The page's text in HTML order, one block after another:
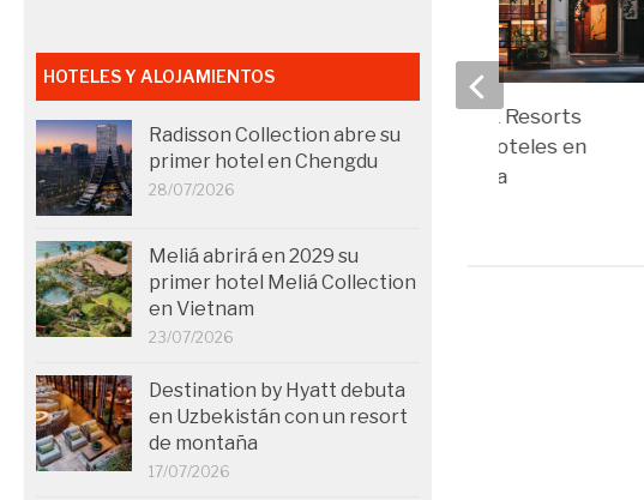
Catalonia Hotels & Resorts
adquiere nuevos hoteles en
Málaga y Barcelona
HOTELES Y ALOJAMIENTOS
Radisson Collection abre su
primer hotel en Chengdu
28/07/2026
Meliá abrirá en 2029 su
primer hotel Meliá Collection
en Vietnam
23/07/2026
Destination by Hyatt debuta
en Uzbekistán con un resort
de montaña
17/07/2026